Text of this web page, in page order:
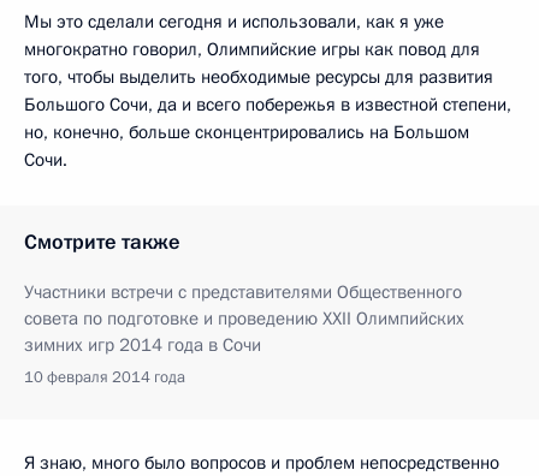
Мы это сделали сегодня и использовали, как я уже
многократно говорил, Олимпийские игры как повод для
того, чтобы выделить необходимые ресурсы для развития
Большого Сочи, да и всего побережья в известной степени,
но, конечно, больше сконцентрировались на Большом
Сочи.
Смотрите также
Участники встречи с представителями Общественного
совета по подготовке и проведению XXII Олимпийских
зимних игр 2014 года в Сочи
10 февраля 2014 года
Я знаю, много было вопросов и проблем непосредственно